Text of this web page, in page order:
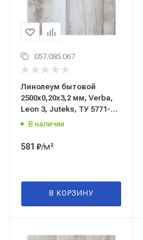
057.085.067
Линолеум бытовой
2500x0,20x3,2 мм, Verba,
Leon 3, Juteks, ТУ 5771-
007-97450201-2015
В наличии
581 ₽/м²
В КОРЗИНУ